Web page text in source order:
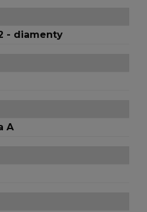
- diamenty
A